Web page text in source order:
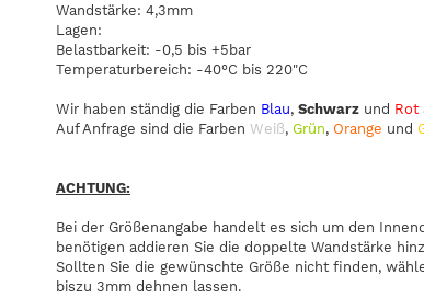
Wandstärke: 4,3mm
Lagen:
Belastbarkeit: -0,5 bis +5bar
Temperaturbereich: -40°C bis 220"C
Wir haben ständig die Farben Blau, Schwarz und Rot
Auf Anfrage sind die Farben Weiß, Grün, Orange und
ACHTUNG:
Bei der Größenangabe handelt es sich um den
benötigen addieren Sie die doppelte Wandstärke
Sollten Sie die gewünschte Größe nicht finden,
biszu 3mm dehnen lassen.